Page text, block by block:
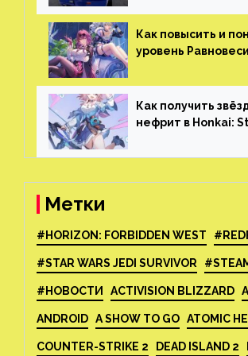
который больше,
Skyrim и GTA: San
Как повысить и
уровень
Как получить
нефрит в Honkai:
Метки
#HORIZON: FORBIDDEN WEST
#STAR WARS JEDI SURVIVOR
#НОВОСТИ ACTIVISION BLIZZARD AI
ANDROID A SHOW TO GO ATOMIC
COUNTER-STRIKE 2 DEAD ISLAND 2